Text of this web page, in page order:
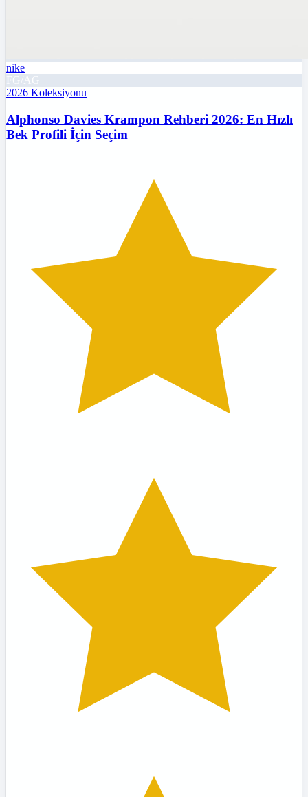
nike
FG/AG
2026 Koleksiyonu
Alphonso Davies Krampon Rehberi 2026: En Hızlı
Bek Profili İçin Seçim